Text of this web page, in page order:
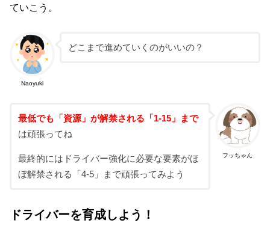
ていこう。
Naoyuki
どこまで進めていくのがいいの？
フッちゃん
最低でも「資源」が解禁される「1-15」まで
は頑張ってね
最終的にはドライバー強化に必要な要素がほ
ぼ解禁される「4-5」まで頑張ってみよう
ドライバーを育成しよう！